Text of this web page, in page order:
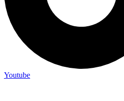
Youtube